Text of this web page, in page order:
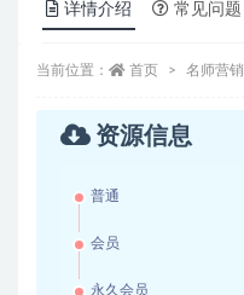
详情介绍 常见问题
当前位置： 首页 名师营销
资源信息
普通
会员
永久会员